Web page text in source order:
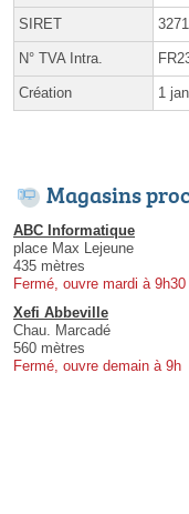
SIRET
N° TVA Intra.
Création 1
Magasins
ABC Informatique
place Max Lejeune
435 mètres
Fermé, ouvre mardi à 9h30
Xefi Abbeville
Chau. Marcadé
560 mètres
Fermé, ouvre demain à 9h